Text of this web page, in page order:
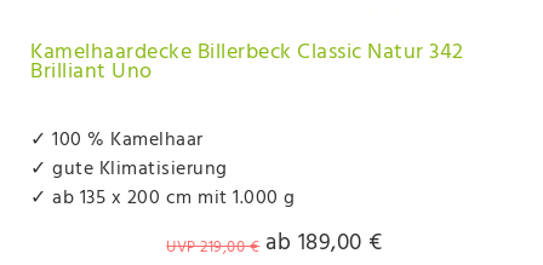
Kamelhaardecke Billerbeck Classic Natur 342
Brilliant Uno
✓ 100 % Kamelhaar
✓ gute Klimatisierung
✓ ab 135 x 200 cm mit 1.000 g
UVP 219,00 € ab 189,00 €